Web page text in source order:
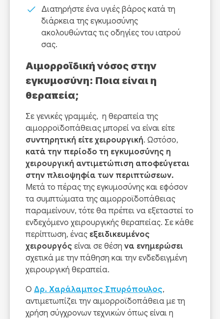
Διατηρήστε ένα υγιές βάρος κατά τη
διάρκεια της εγκυμοσύνης
ακολουθώντας τις οδηγίες του ιατρού
σας.
Αιμορροϊδική νόσος στην
εγκυμοσύνη: Ποια είναι η
θεραπεία;
Σε γενικές γραμμές, η θεραπεία της
αιμορροϊδοπάθειας μπορεί να είναι είτε
συντηρητική είτε χειρουργική. Ωστόσο,
κατά την περίοδο τη εγκυμοσύνης η
χειρουργική αντιμετώπιση αποφεύγεται
στην πλειοψηφία των περιπτώσεων.
Μετά το πέρας της εγκυμοσύνης και εφόσον
τα συμπτώματα της αιμορροϊδοπάθειας
παραμείνουν, τότε θα πρέπει να εξεταστεί το
ενδεχόμενο χειρουργικής θεραπείας. Σε κάθε
περίπτωση, ένας εξειδικευμένος
χειρουργός είναι σε θέση να ενημερώσει
σχετικά με την πάθηση και την ενδεδειγμένη
χειρουργική θεραπεία.
Ο Δρ. Χαράλαμπος Σπυρόπουλος,
αντιμετωπίζει την αιμορροϊδοπάθεια με τη
χρήση σύγχρονων τεχνικών όπως είναι η